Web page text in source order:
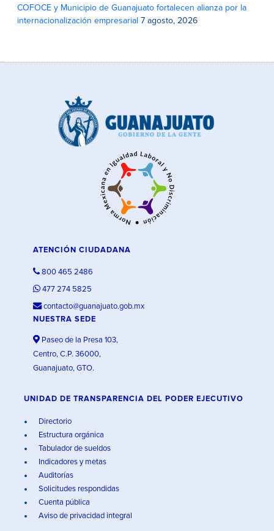
COFOCE y Municipio de Guanajuato fortalecen alianza por la
internacionalización empresarial 7 agosto, 2026
ATENCIÓN CIUDADANA
800 465 2486
477 274 5825
contacto@guanajuato.gob.mx
NUESTRA SEDE
Paseo de la Presa 103,
Centro, C.P. 36000,
Guanajuato, GTO.
UNIDAD DE TRANSPARENCIA DEL PODER EJECUTIVO
Directorio
Estructura orgánica
Tabulador de sueldos
Indicadores y metas
Auditorías
Solicitudes respondidas
Cuenta pública
Aviso de privacidad integral